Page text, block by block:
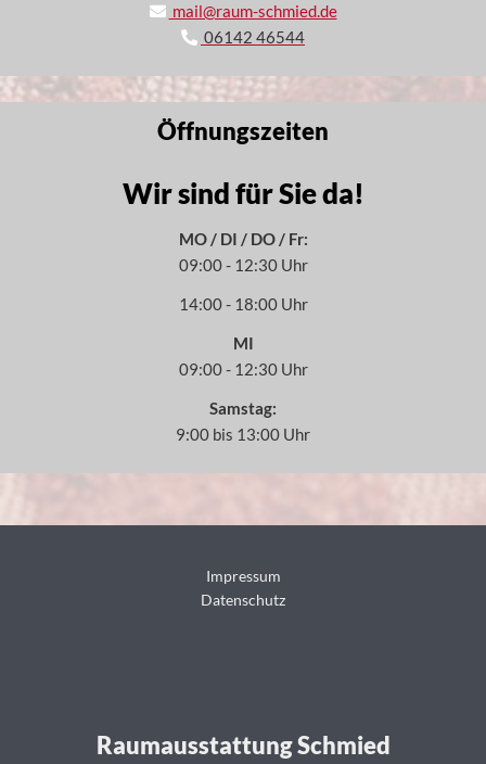
mail@raum-schmied.de
06142 46544
Öffnungszeiten
Wir sind für Sie da!
MO / DI / DO / Fr:
09:00 - 12:30 Uhr
14:00 - 18:00 Uhr
MI
09:00 - 12:30 Uhr
Samstag:
9:00 bis 13:00 Uhr
Impressum
Datenschutz
Raumausstattung Schmied